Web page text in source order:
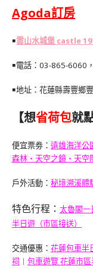
Agoda訂房
￭雲山水城堡 castle 19
￭電話： 03-865-6060 ，
￭地址：花蓮縣壽豐鄉
【想省荷包就
便宜票劵： 遠雄海洋公
森林・天空之鏡・天空
戶外活動： 秘境溯溪體
特色行程： 太魯閣一
半日遊（市區接送）
交通優惠： 花蓮包車半
祠 ︱ 包車遊覽 花蓮市